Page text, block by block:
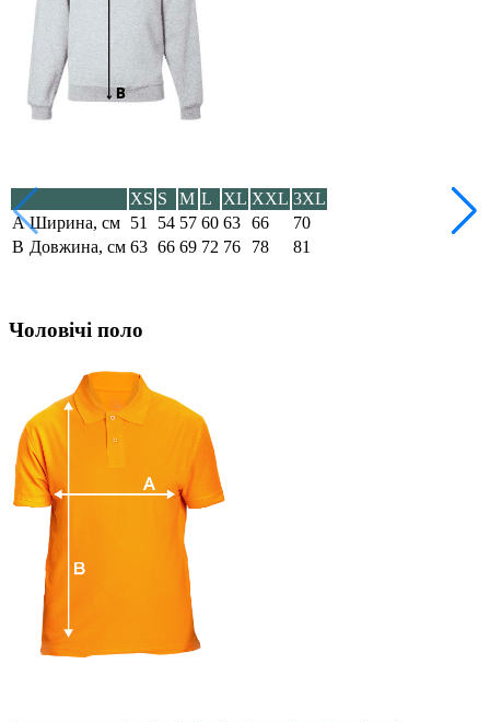
XS S M L XL XXL 3XL
A Ширина, см 51 54 57 60 63 66
70
B Довжина, см 63 66 69 72 76 78 81
Чоловічі поло